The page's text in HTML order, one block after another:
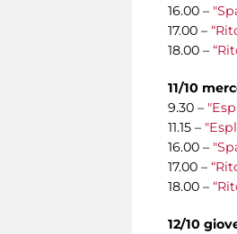
16.00 –
17.00 –
18.00 –
11/10
9.30 –
11.15 –
16.00 –
17.00 –
18.00 –
12/10